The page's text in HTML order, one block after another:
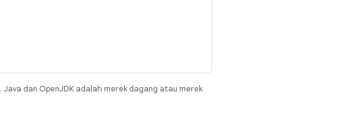
. Java dan OpenJDK adalah merek dagang atau merek